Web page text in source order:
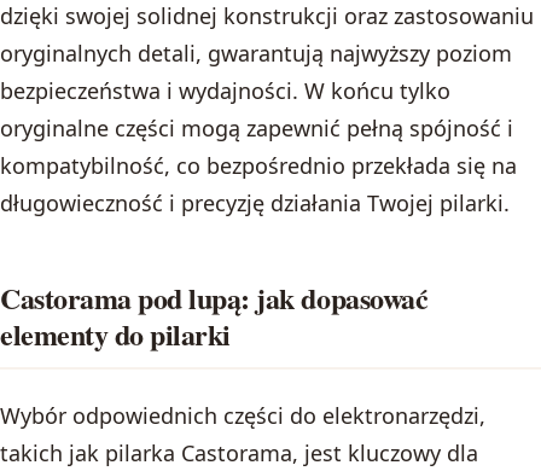
dzięki swojej solidnej konstrukcji oraz zastosowaniu
oryginalnych detali, gwarantują najwyższy poziom
bezpieczeństwa i wydajności. W końcu tylko
oryginalne części mogą zapewnić pełną spójność i
kompatybilność, co bezpośrednio przekłada się na
długowieczność i precyzję działania Twojej pilarki.
Castorama pod lupą: jak dopasować
elementy do pilarki
Wybór odpowiednich części do elektronarzędzi,
takich jak pilarka Castorama, jest kluczowy dla